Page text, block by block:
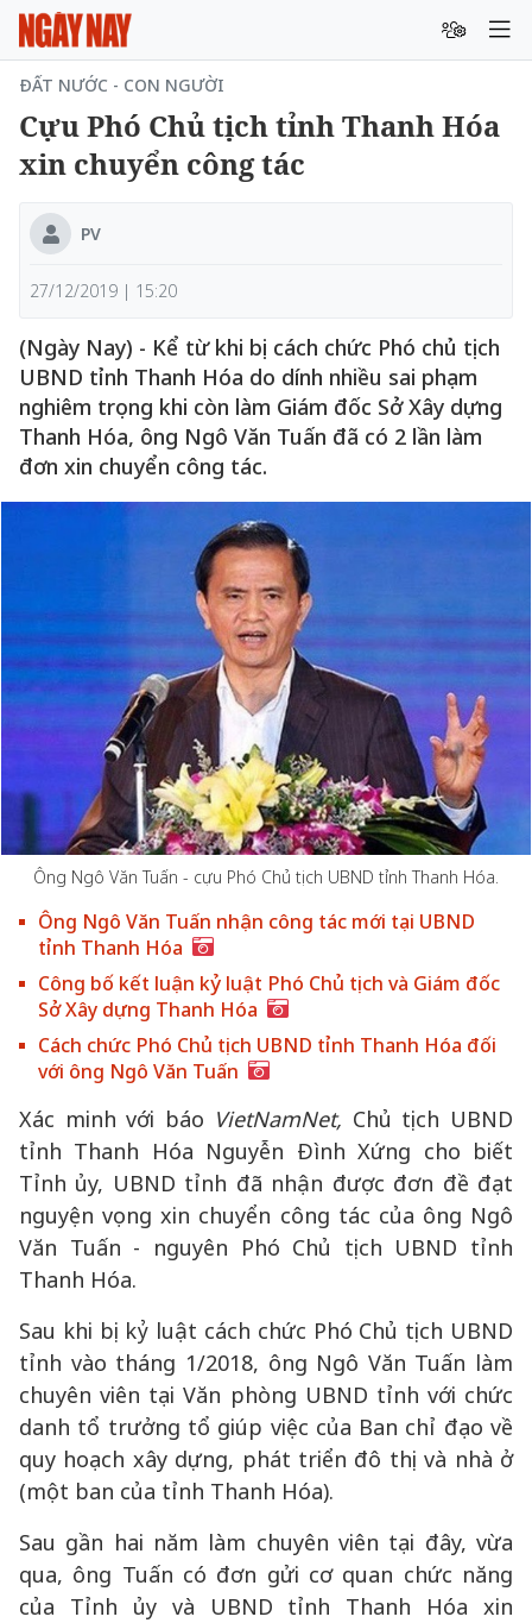
ĐẤT NƯỚC - CON NGƯỜI
Cựu Phó Chủ tịch tỉnh Thanh Hóa
xin chuyển công tác
PV
27/12/2019 | 15:20
(Ngày Nay) - Kể từ khi bị cách chức Phó chủ tịch
UBND tỉnh Thanh Hóa do dính nhiều sai phạm
nghiêm trọng khi còn làm Giám đốc Sở Xây dựng
Thanh Hóa, ông Ngô Văn Tuấn đã có 2 lần làm
đơn xin chuyển công tác.
Ông Ngô Văn Tuấn - cựu Phó Chủ tịch UBND tỉnh Thanh Hóa.
Ông Ngô Văn Tuấn nhận công tác mới tại UBND
tỉnh Thanh Hóa
Công bố kết luận kỷ luật Phó Chủ tịch và Giám đốc
Sở Xây dựng Thanh Hóa
Cách chức Phó Chủ tịch UBND tỉnh Thanh Hóa đối
với ông Ngô Văn Tuấn
Xác minh với báo VietNamNet, Chủ tịch UBND
tỉnh Thanh Hóa Nguyễn Đình Xứng cho biết
Tỉnh ủy, UBND tỉnh đã nhận được đơn đề đạt
nguyện vọng xin chuyển công tác của ông Ngô
Văn Tuấn - nguyên Phó Chủ tịch UBND tỉnh
Thanh Hóa.
Sau khi bị kỷ luật cách chức Phó Chủ tịch UBND
tỉnh vào tháng 1/2018, ông Ngô Văn Tuấn làm
chuyên viên tại Văn phòng UBND tỉnh với chức
danh tổ trưởng tổ giúp việc của Ban chỉ đạo về
quy hoạch xây dựng, phát triển đô thị và nhà ở
(một ban của tỉnh Thanh Hóa).
Sau gần hai năm làm chuyên viên tại đây, vừa
qua, ông Tuấn có đơn gửi cơ quan chức năng
của Tỉnh ủy và UBND tỉnh Thanh Hóa xin